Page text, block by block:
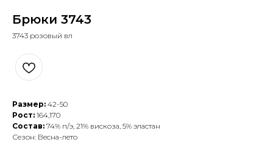
Брюки 3743
3743 розовый вл
Размер: 42-50
Рост: 164,170
Состав: 74% п/э, 21% вискоза, 5% эластан
Сезон: Весна-лето